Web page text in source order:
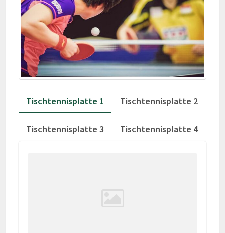
Tischtennisplatte 1 Tischtennisplatte 2
Tischtennisplatte 3 Tischtennisplatte 4